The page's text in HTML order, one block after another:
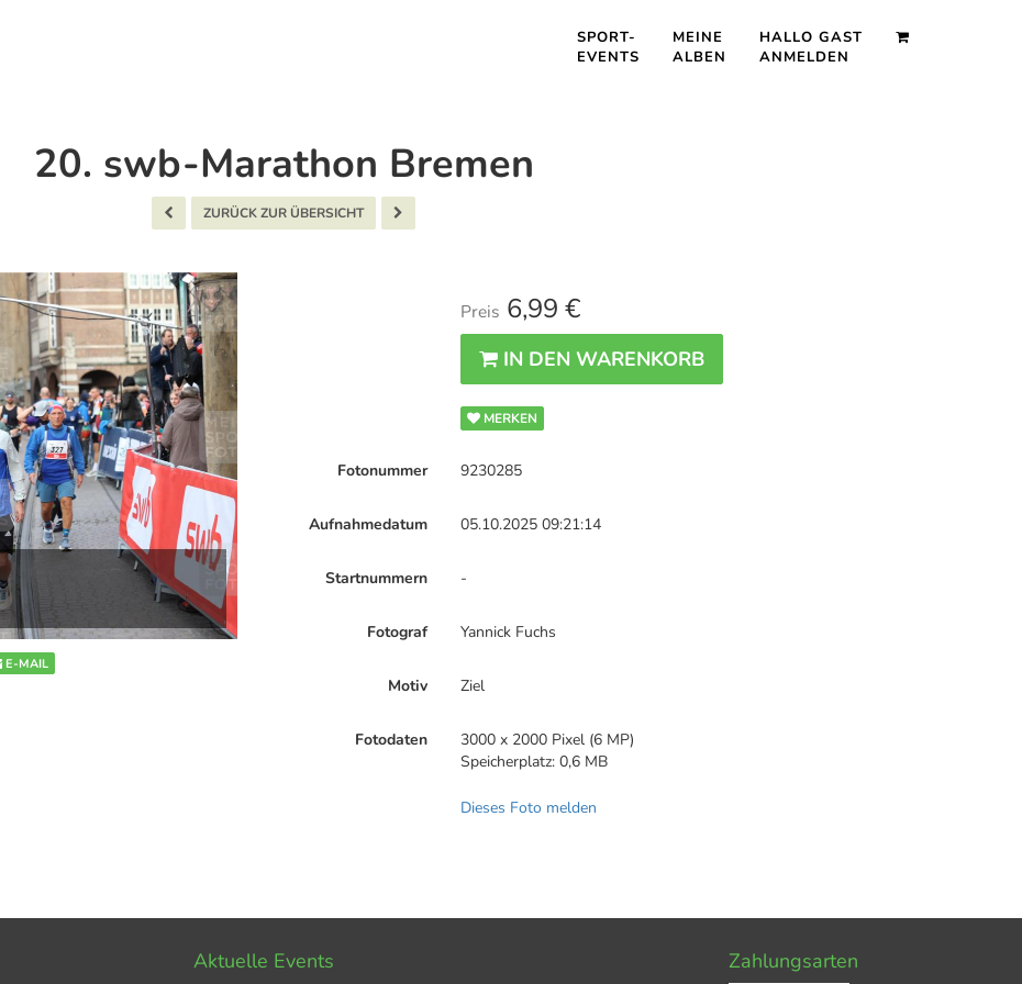
SPORT-
EVENTS
MEINE
ALBEN
HALLO GAST
ANMELDEN
20. swb-Marathon Bremen
ZURÜCK ZUR ÜBERSICHT
E-MAIL
Preis 6,99 €
IN DEN WARENKORB
MERKEN
Fotonummer 9230285
Aufnahmedatum 05.10.2025 09:21:14
Startnummern -
Fotograf Yannick Fuchs
Motiv Ziel
Fotodaten
3000 x 2000 Pixel (6 MP)
Speicherplatz: 0,6 MB
Dieses Foto melden
Aktuelle Events Zahlungsarten